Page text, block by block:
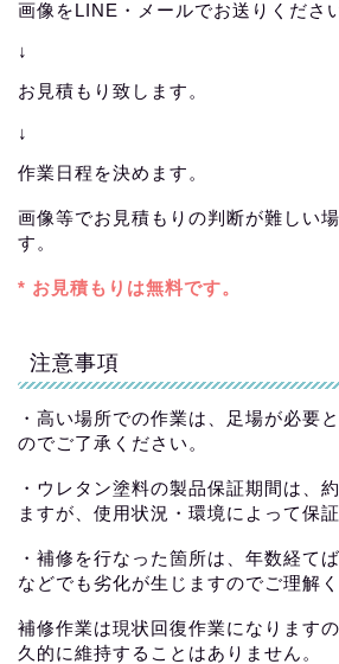
画像をLINE・メールでお送りくださ
↓
お見積もり致します。
↓
作業日程を決めます。
画像等でお見積もりの判断が難しい
す。
* お見積もりは無料です。
注意事項
・高い場所での作業は、足場が必要
のでご了承ください。
・ウレタン塗料の製品保証期間は、
ますが、使用状況・環境によって保
・補修を行なった箇所は、年数経て
などでも劣化が生じますのでご理解く
補修作業は現状回復作業になります
久的に維持することはありません。